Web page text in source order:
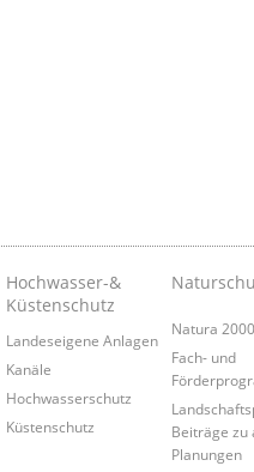
Hochwasser-&
Küstenschutz
Landeseigene Anlagen
Kanäle
Hochwasserschutz
Küstenschutz
Natura 2000
Fach- und
Beiträge zu
Planungen